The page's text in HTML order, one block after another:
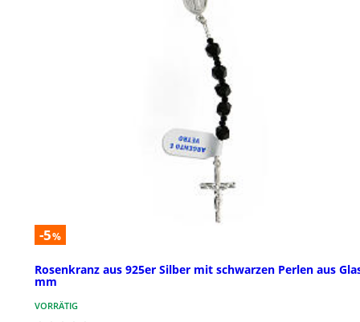
-5%
Rosenkranz aus 925er Silber mit schwarzen Perlen aus
mm
VORRÄTIG